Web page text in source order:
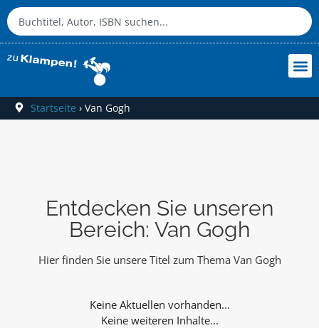
Startseite › Van Gogh
Entdecken Sie unseren
Bereich: Van Gogh
Hier finden Sie unsere Titel zum Thema Van Gogh
Keine weiteren Inhalte...